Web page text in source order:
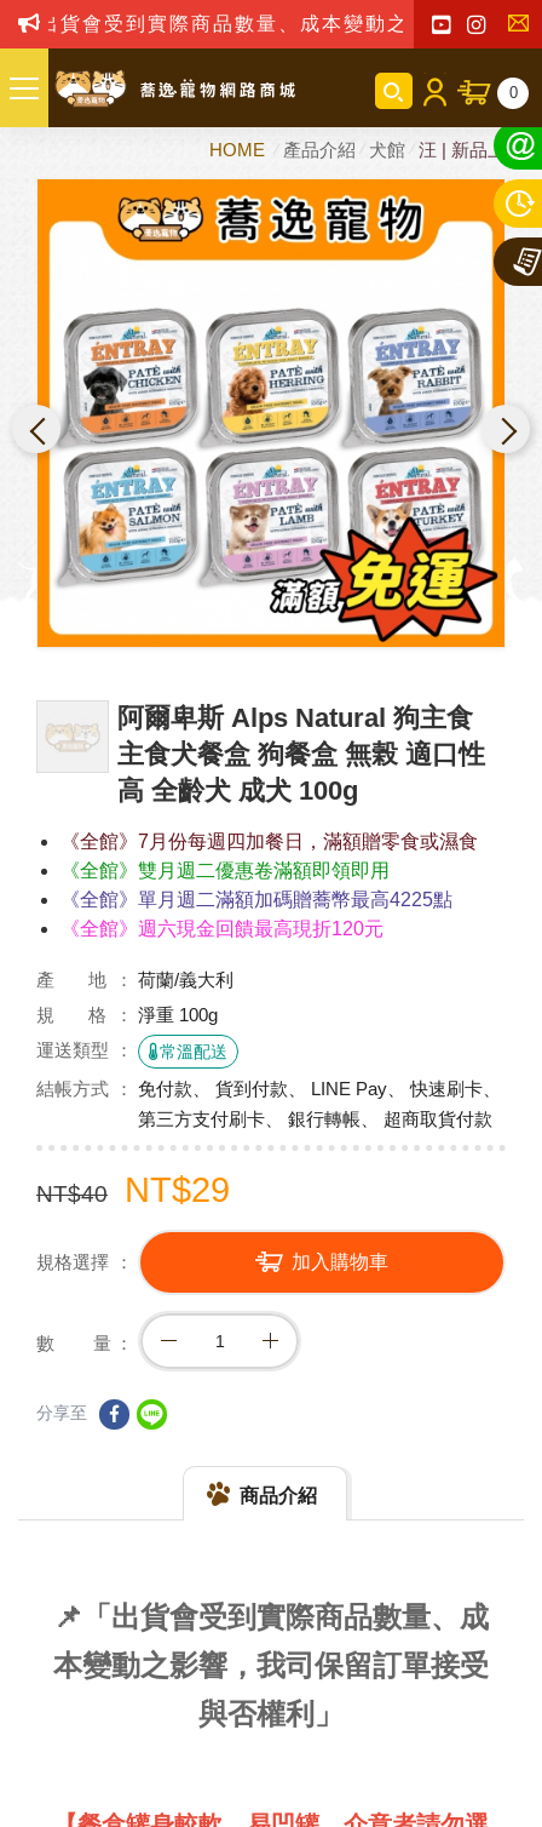
會受到實際商品數量、成本變動之影響，我司保留訂單
聯
我
們
0
HOME 產品介紹 犬館 汪 | 新品上市
阿爾卑斯 Alps Natural 狗主食
主食犬餐盒 狗餐盒 無榖 適口性
高 全齡犬 成犬 100g
《全館》7月份每週四加餐日，滿額贈零食或濕食
《全館》雙月週二優惠卷滿額即領即用
《全館》單月週二滿額加碼贈蕎幣最高4225點
《全館》週六現金回饋最高現折120元
產 地
荷蘭/義大利
規 格
淨重 100g
運送類型
常溫配送
結帳方式
免付款、 貨到付款、 LINE Pay、 快速刷卡、
第三方支付刷卡、 銀行轉帳、 超商取貨付款
NT$40 NT$29
規格選擇 加入購物車
數 量
分享至
商品介紹
📌「出貨會受到實際商品數量、成
本變動之影響，我司保留訂單接受
與否權利」